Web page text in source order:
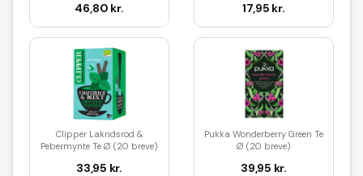
46,80 kr. 17,95 kr.
Clipper Lakridsrod &
Pebermynte Te Ø (20 breve)
33,95 kr.
Pukka Wonderberry Green Te
Ø (20 breve)
39,95 kr.